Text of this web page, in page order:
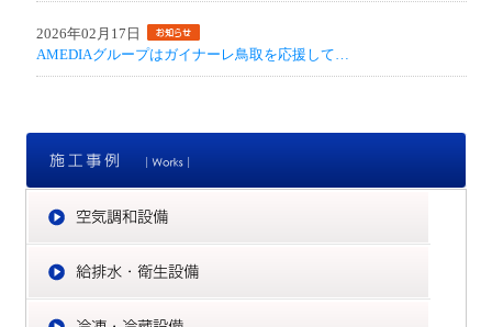
2026年02月17日
AMEDIAグループはガイナーレ鳥取を応援して…